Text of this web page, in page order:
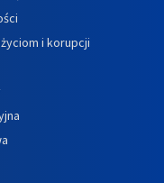
i korupcji